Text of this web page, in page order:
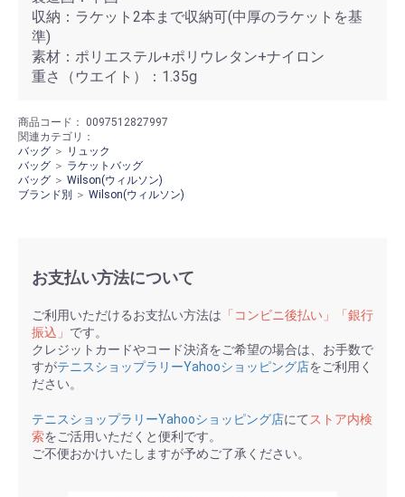
収納：ラケット2本まで収納可(中厚のラケットを基
準)
素材：ポリエステル+ポリウレタン+ナイロン
重さ（ウエイト）：1.35g
商品コード： 0097512827997
関連カテゴリ：
バッグ ＞ リュック
バッグ ＞ ラケットバッグ
バッグ ＞ Wilson(ウィルソン)
ブランド別
＞ Wilson(ウィルソン)
お支払い方法について
ご利用いただけるお支払い方法は 「コンビニ後払い」「銀行
振込」 です。
クレジットカードやコード決済をご希望の場合は、お手数で
すがテニスショップラリーYahooショッピング店をご利用く
ださい。
テニスショップラリーYahooショッピング店にてストア内検
索をご活用いただくと便利です。
ご不便おかけいたしますが予めご了承ください。